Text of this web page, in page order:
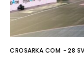
CROSARKA.COM -28